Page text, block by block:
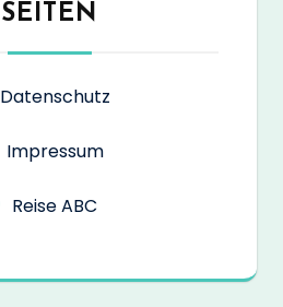
SEITEN
Datenschutz
Impressum
Reise ABC